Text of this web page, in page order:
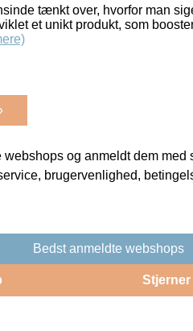
tænkt over, hvorfor man
et unikt produkt, som
og anmeldt dem med
brugervenlighed,
Bedst anmeldte webshops
Stjerner